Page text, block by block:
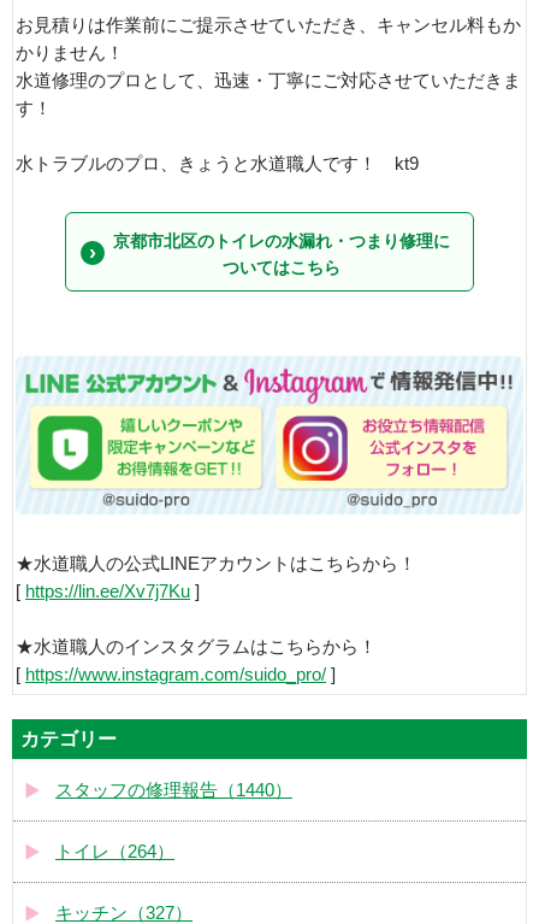
お見積りは作業前にご提示させていただき、キャンセル料もか
かりません！
水道修理のプロとして、迅速・丁寧にご対応させていただきま
す！
水トラブルのプロ、きょうと水道職人です！ kt9
京都市北区のトイレの水漏れ・つまり修理に
ついてはこちら
★水道職人の公式LINEアカウントはこちらから！
[ https://lin.ee/Xv7j7Ku ]
★水道職人のインスタグラムはこちらから！
[ https://www.instagram.com/suido_pro/ ]
カテゴリー
スタッフの修理報告（1440）
トイレ（264）
キッチン（327）